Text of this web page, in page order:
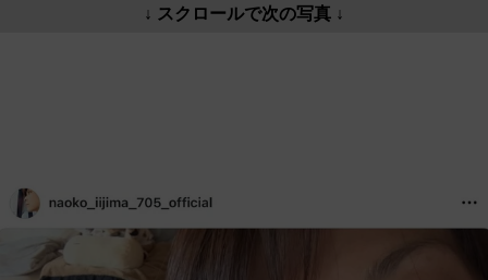
↓ スクロールで次の写真 ↓